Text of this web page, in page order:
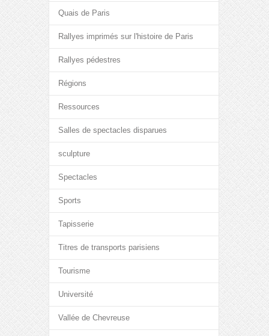
Quais de Paris
Rallyes imprimés sur l'histoire de Paris
Rallyes pédestres
Régions
Ressources
Salles de spectacles disparues
sculpture
Spectacles
Sports
Tapisserie
Titres de transports parisiens
Tourisme
Université
Vallée de Chevreuse